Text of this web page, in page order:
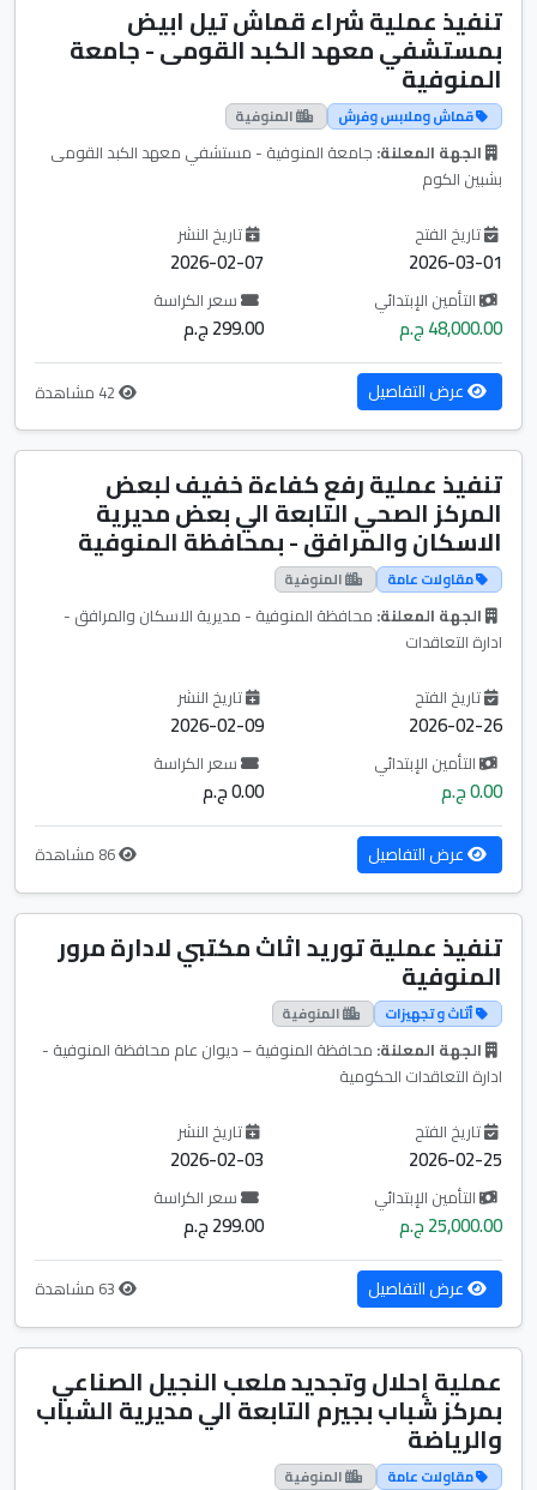
تنفيذ عملية شراء قماش تيل ابيض
بمستشفي معهد الكبد القومى - جامعة
المنوفية
قماش وملابس وفرش المنوفية
الجهة المعلنة: جامعة المنوفية - مستشفي معهد الكبد القومى
بشبين الكوم
تاريخ الفتح
2026-03-01
تاريخ النشر
2026-02-07
التأمين الإبتدائي
48,000.00 ج.م
سعر الكراسة
299.00 ج.م
عرض التفاصيل
تنفيذ عملية رفع كفاءة خفيف لبعض
المركز الصحي التابعة الي بعض مديرية
الاسكان والمرافق - بمحافظة المنوفية
مقاولات عامة المنوفية
الجهة المعلنة: محافظة المنوفية - مديرية الاسكان والمرافق -
ادارة التعاقدات
تاريخ الفتح
2026-02-26
تاريخ النشر
2026-02-09
التأمين الإبتدائي
0.00 ج.م
سعر الكراسة
0.00 ج.م
عرض التفاصيل
تنفيذ عملية توريد اثاث مكتبي لادارة مرور
المنوفية
أثاث و تجهيزات المنوفية
الجهة المعلنة: محافظة المنوفية – ديوان عام محافظة المنوفية -
ادارة التعاقدات الحكومية
تاريخ الفتح
2026-02-25
تاريخ النشر
2026-02-03
التأمين الإبتدائي
25,000.00 ج.م
سعر الكراسة
299.00 ج.م
عرض التفاصيل
عملية إحلال وتجديد ملعب النجيل الصناعي
بمركز شباب بجيرم التابعة الي مديرية الشباب
والرياضة
مقاولات عامة المنوفية